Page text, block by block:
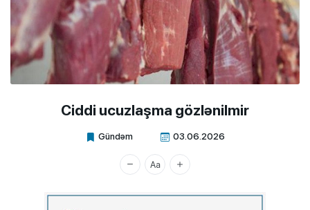
Ciddi ucuzlaşma gözlənilmir
Gündəm 03.06.2026
Xalq.Online